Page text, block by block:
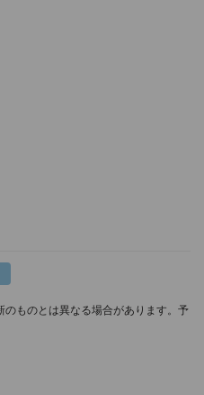
ものとは異なる場合があります。予